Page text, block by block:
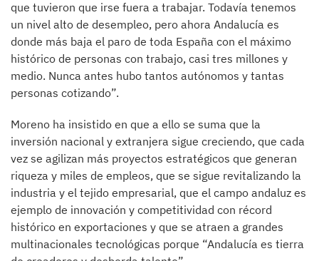
que tuvieron que irse fuera a trabajar. Todavía tenemos
un nivel alto de desempleo, pero ahora Andalucía es
donde más baja el paro de toda España con el máximo
histórico de personas con trabajo, casi tres millones y
medio. Nunca antes hubo tantos autónomos y tantas
personas cotizando”.
Moreno ha insistido en que a ello se suma que la
inversión nacional y extranjera sigue creciendo, que cada
vez se agilizan más proyectos estratégicos que generan
riqueza y miles de empleos, que se sigue revitalizando la
industria y el tejido empresarial, que el campo andaluz es
ejemplo de innovación y competitividad con récord
histórico en exportaciones y que se atraen a grandes
multinacionales tecnológicas porque “Andalucía es tierra